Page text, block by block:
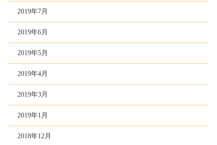
2019年7月
2019年6月
2019年5月
2019年4月
2019年3月
2019年1月
2018年12月